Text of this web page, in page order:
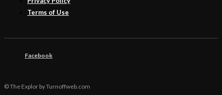
Terms of Use
Facebook
© The Explor by Turnoffweb.com